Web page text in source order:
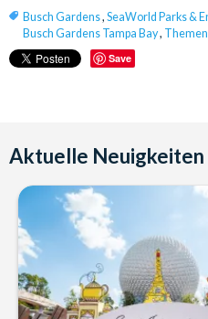
Busch Gardens, SeaWorld Parks &
Busch Gardens Tampa Bay,
Save
Aktuelle Neuigkeiten